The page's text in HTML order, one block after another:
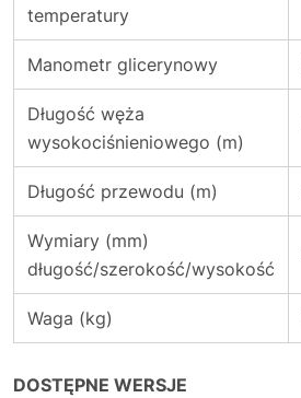
temperatury
Manometr glicerynowy
Długość węża
wysokociśnieniowego (m)
Długość przewodu (m)
Wymiary (mm)
długość/szerokość/wysokość
Waga (kg)
DOSTĘPNE WERSJE